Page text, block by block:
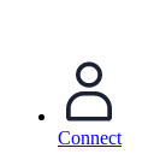
Connect